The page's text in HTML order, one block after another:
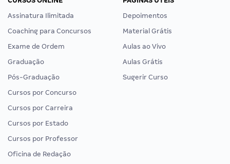
Assinatura Ilimitada
Coaching para Concursos
Exame de Ordem
Graduação
Pós-Graduação
Cursos por Concurso
Cursos por Carreira
Cursos por Estado
Cursos por Professor
Oficina de Redação
Depoimentos
Material Grátis
Aulas ao Vivo
Aulas Grátis
Sugerir Curso